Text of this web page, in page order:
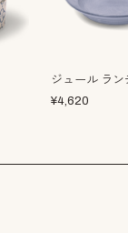
ジュール ラ
¥4,620